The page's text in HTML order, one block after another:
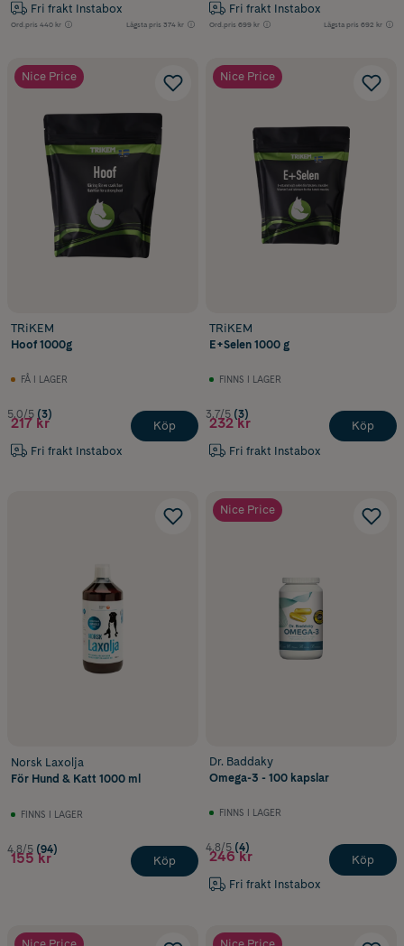
Fri frakt Instabox
Ord.pris 440 kr Lägsta pris 374 kr
Fri frakt Instabox
Ord.pris 699 kr Lägsta pris 692 kr
Nice Price
TRiKEM
Hoof 1000g
FÅ I LAGER
5.0/5 (3)
217 kr
Fri frakt Instabox
Köp
Nice Price
TRiKEM
E+Selen 1000 g
FINNS I LAGER
3.7/5 (3)
232 kr
Fri frakt Instabox
Köp
Norsk Laxolja
För Hund & Katt 1000 ml
FINNS I LAGER
4.8/5 (94)
155 kr Köp
Nice Price
Dr. Baddaky
Omega-3 - 100 kapslar
FINNS I LAGER
4.8/5 (4)
246 kr
Fri frakt Instabox
Köp